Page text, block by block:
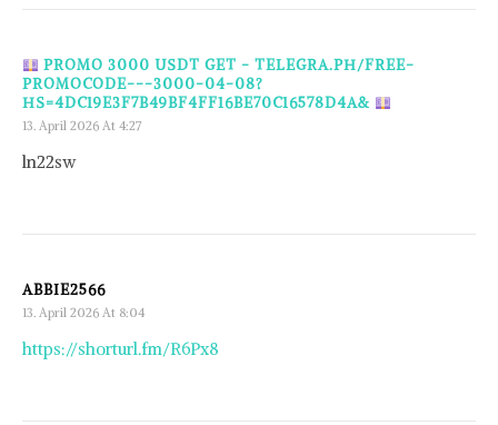
PROMO 3000 USDT GET - TELEGRA.PH/FREE-
PROMOCODE---3000-04-08?
HS=4DC19E3F7B49BF4FF16BE70C16578D4A&
13. April 2026 At 4:27
ln22sw
ABBIE2566
13. April 2026 At 8:04
https://shorturl.fm/R6Px8